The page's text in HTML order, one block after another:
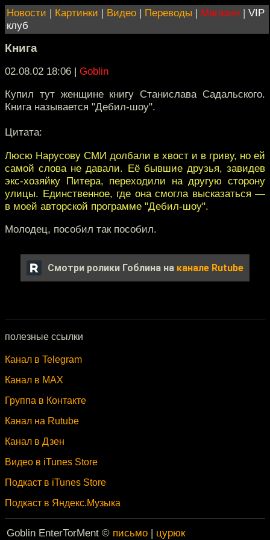
Новости | Картинки | Видео | Переводы | Магазин | VIP
клуб
Книга
02.08.02 18:06 | Goblin
Купил тут женщине книгу Станислава Садальского.
Книга называется "Дебил-шоу".
Цитата:
Люсю Нарусову СМИ долбали в хвост и в гриву, но ей
самой слова не давали. Её бывшие друзья, завидев
экс-хозяйку Питера, переходили на другую сторону
улицы. Единственное, где она смогла высказаться —
в моей авторской программе "Дебил-шоу".
Молодец, пособил так пособил.
Смотри ролики Гоблина на канале Rutube
полезные ссылки
Канал в Telegram
Канал в MAX
Группа в Контакте
Канал на Rutube
Канал в Дзен
Видео в iTunes Store
Подкаст в iTunes Store
Подкаст в Яндекс.Музыка
Goblin EnterTorMent © письмо | цурюк